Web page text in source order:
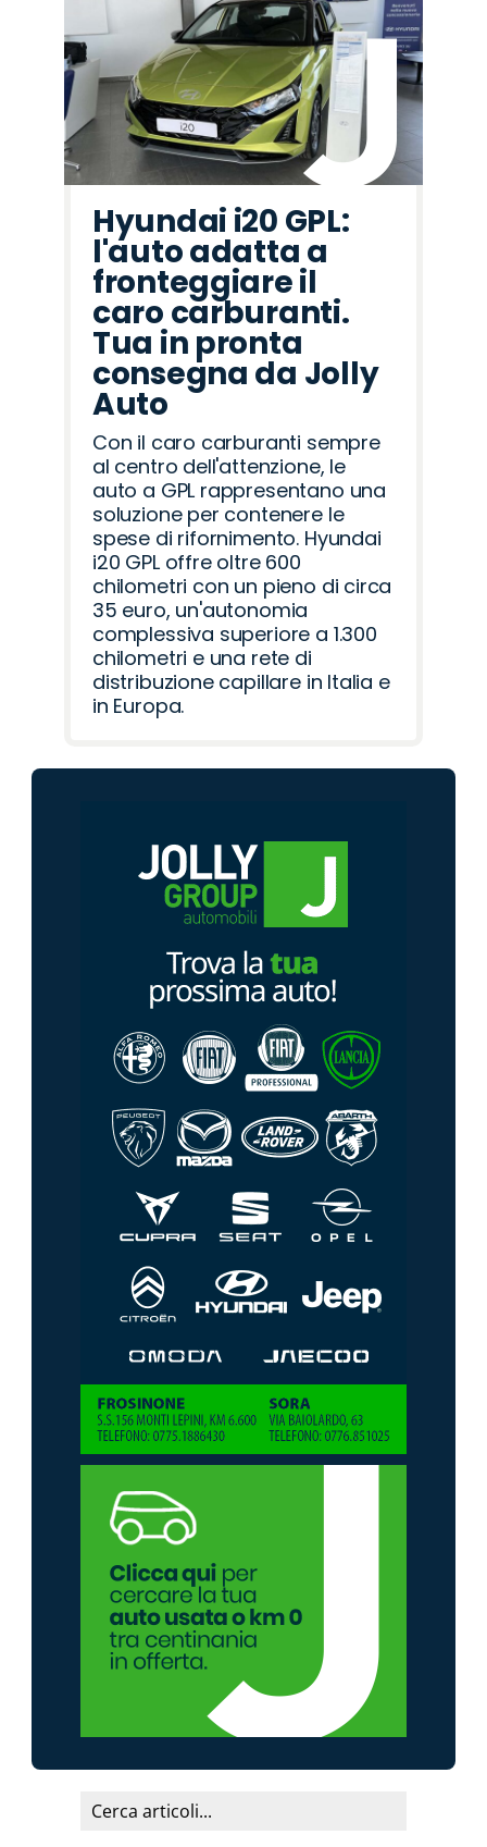
Hyundai i20 GPL:
l'auto adatta a
fronteggiare il
caro carburanti.
Tua in pronta
consegna da Jolly
Auto
Con il caro carburanti sempre
al centro dell'attenzione, le
auto a GPL rappresentano una
soluzione per contenere le
spese di rifornimento. Hyundai
i20 GPL offre oltre 600
chilometri con un pieno di circa
35 euro, un'autonomia
complessiva superiore a 1.300
chilometri e una rete di
distribuzione capillare in Italia e
in Europa.